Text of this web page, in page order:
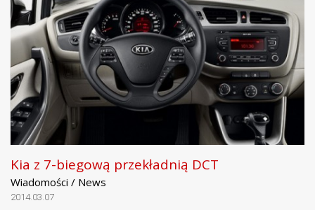
Kia z 7-biegową przekładnią DCT
Wiadomości / News
2014.03.07